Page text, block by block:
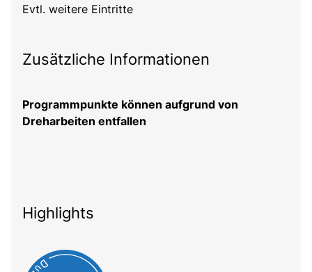
Evtl. weitere Eintritte
Zusätzliche Informationen
Programmpunkte können aufgrund von
Dreharbeiten entfallen
Highlights